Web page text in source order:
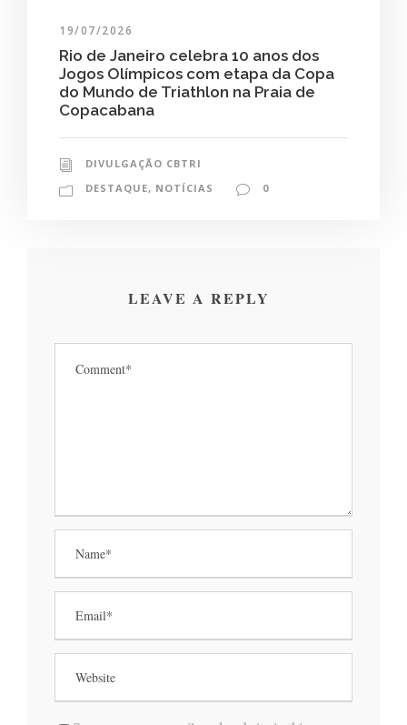
19/07/2026
Rio de Janeiro celebra 10 anos dos
Jogos Olímpicos com etapa da Copa
do Mundo de Triathlon na Praia de
Copacabana
DIVULGAÇÃO CBTRI
DESTAQUE, NOTÍCIAS 0
LEAVE A REPLY